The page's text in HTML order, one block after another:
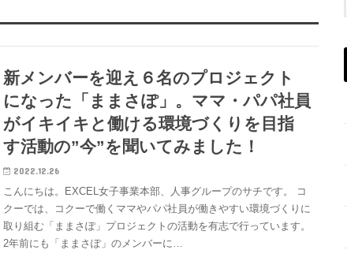
新メンバーを迎え６名のプロジェクト
になった「ままさぽ」。ママ・パパ社員
がイキイキと働ける環境づくりを目指
す活動の”今”を聞いてみました！
2022.12.26
こんにちは。EXCEL女子事業本部、人事グループのサチです。 コ
クーでは、コクーで働くママやパパ社員が働きやすい環境づくりに
取り組む「ままさぽ」プロジェクトの活動を有志で行っています。
2年前にも「ままさぽ」のメンバーに…